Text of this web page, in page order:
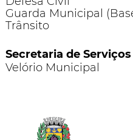
Guarda Municipal
Trânsito
Secretaria de
Velório Municipal